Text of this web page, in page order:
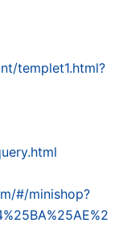
templet1.html?
#/minishop?